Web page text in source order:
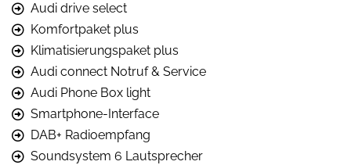
Audi drive select
Komfortpaket plus
Klimatisierungspaket plus
Audi connect Notruf & Service
Audi Phone Box light
Smartphone-Interface
DAB+ Radioempfang
Soundsystem 6 Lautsprecher